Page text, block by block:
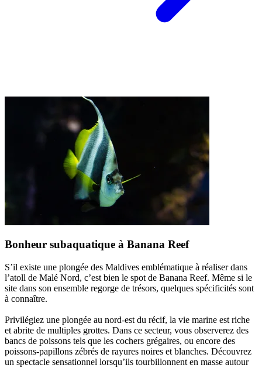
Bonheur subaquatique à Banana Reef
S’il existe une plongée des Maldives emblématique à réaliser dans
l’atoll de Malé Nord, c’est bien le spot de Banana Reef. Même si le
site dans son ensemble regorge de trésors, quelques spécificités sont
à connaître.
Privilégiez une plongée au nord-est du récif, la vie marine est riche
et abrite de multiples grottes. Dans ce secteur, vous observerez des
bancs de poissons tels que les cochers grégaires, ou encore des
poissons-papillons zébrés de rayures noires et blanches. Découvrez
un spectacle sensationnel lorsqu’ils tourbillonnent en masse autour